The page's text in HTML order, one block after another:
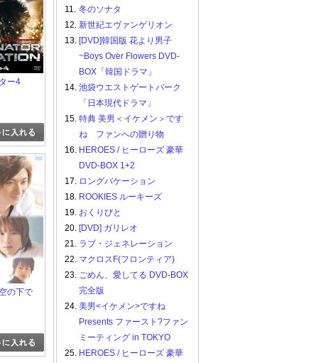
ー4
の下で
11. 冬のソナタ
12. 新世紀エヴァンゲリオン
13. [DVD]韓国版 花より男子
~Boys Over Flowers DVD-
BOX「韓国ドラマ」
14. 池袋ウエストゲートパーク
「日本現代ドラマ」
15. 特典 美男＜イケメン＞です
ね ファンへの贈り物
16. HEROES / ヒーローズ 豪華
DVD-BOX 1+2
17. ロングバケーション
18. ROOKIES ルーキーズ
19. おくりびと
20. [DVD] ガリレオ
21. ラブ・ジェネレーション
22. マクロスF(フロンティア)
23. ごめん、愛してる DVD-BOX
完全版
24. 美男<イケメン>ですね
Presents ファースト?ファン
ミーティング in TOKYO
25. HEROES / ヒーローズ 豪華